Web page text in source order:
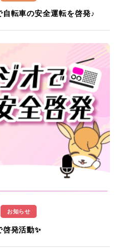
転車の安全運転を啓発♪
お知らせ
発活動✨